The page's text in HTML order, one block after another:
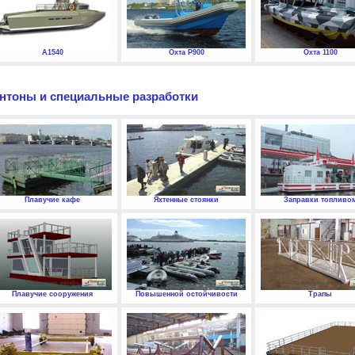
А1540 Охта P900 Охта 1100
и специальные разработки
Плавучие кафе Яхтенные стоянки Заправки
Плавучие сооружения Повышенной остойчивости Трапы